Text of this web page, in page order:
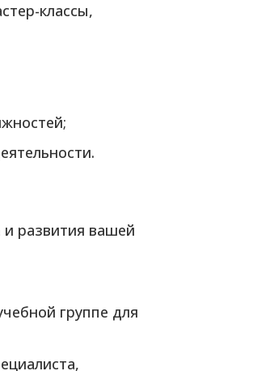
классы,
развития вашей
группе для